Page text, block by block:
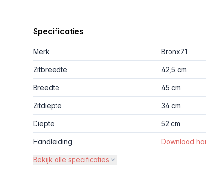
Specificaties
Merk Bronx71
Zitbreedte 42,5 cm
Breedte 45 cm
Zitdiepte 34 cm
Diepte 52 cm
Handleiding Download
Bekijk alle specificaties